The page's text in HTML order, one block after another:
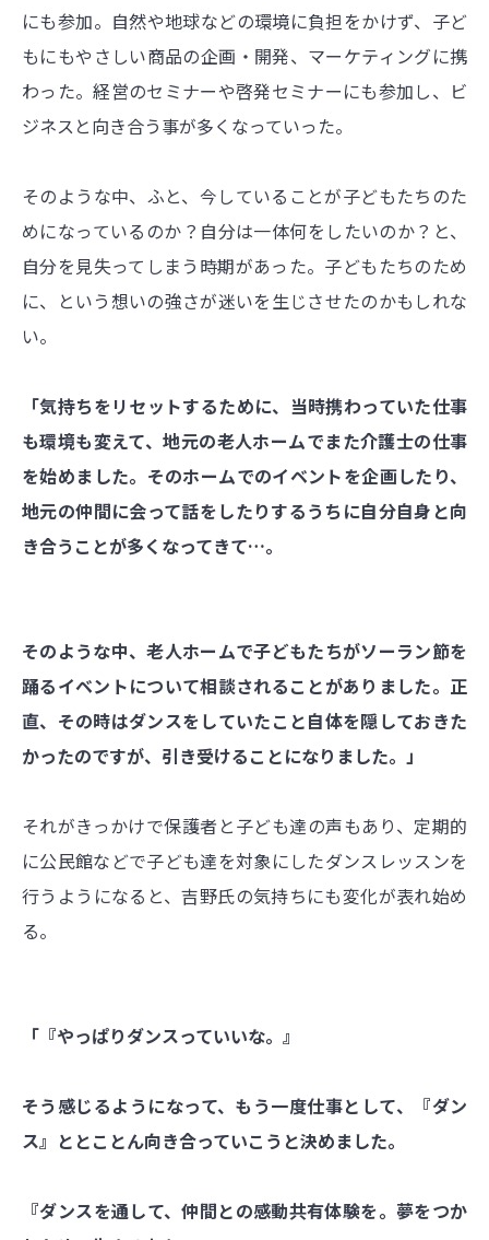
にも参加。自然や地球などの環境に負担をかけず、子ど
もにもやさしい商品の企画・開発、マーケティングに携
わった。経営のセミナーや啓発セミナーにも参加し、ビ
ジネスと向き合う事が多くなっていった。
そのような中、ふと、今していることが子どもたちのた
めになっているのか？自分は一体何をしたいのか？と、
自分を見失ってしまう時期があった。子どもたちのため
に、という想いの強さが迷いを生じさせたのかもしれな
い。
「気持ちをリセットするために、当時携わっていた仕事
も環境も変えて、地元の老人ホームでまた介護士の仕事
を始めました。そのホームでのイベントを企画したり、
地元の仲間に会って話をしたりするうちに自分自身と向
き合うことが多くなってきて…。
そのような中、老人ホームで子どもたちがソーラン節を
踊るイベントについて相談されることがありました。正
直、その時はダンスをしていたこと自体を隠しておきた
かったのですが、引き受けることになりました。」
それがきっかけで保護者と子ども達の声もあり、定期的
に公民館などで子ども達を対象にしたダンスレッスンを
行うようになると、吉野氏の気持ちにも変化が表れ始め
る。
「『やっぱりダンスっていいな。』
そう感じるようになって、もう一度仕事として、『ダン
ス』ととことん向き合っていこうと決めました。
『ダンスを通して、仲間との感動共有体験を。夢をつか